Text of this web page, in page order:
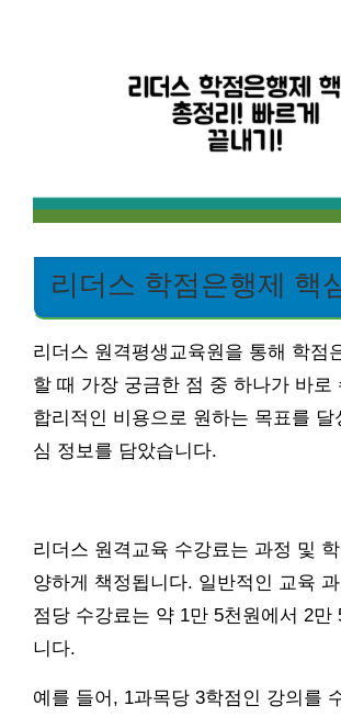
리더스 학점은행제 핵
리더스 원격평생교육원을 통해 학점
할 때 가장 궁금한 점 중 하나가 바로
합리적인 비용으로 원하는 목표를 달
심 정보를 담았습니다.
리더스 원격교육 수강료는 과정 및
양하게 책정됩니다. 일반적인 교육
점당 수강료는 약 1만 5천원에서 2만
니다.
예를 들어, 1과목당 3학점인 강의를